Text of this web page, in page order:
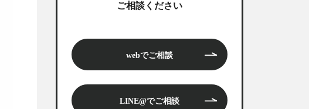
ご相談ください
webでご相談
LINE@でご相談